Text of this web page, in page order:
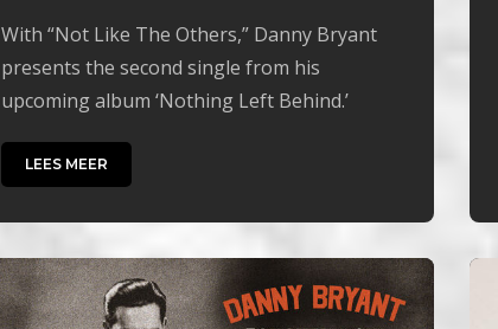
With “Not Like The Others,” Danny Bryant
presents the second single from his
upcoming album ‘Nothing Left Behind.’
LEES MEER